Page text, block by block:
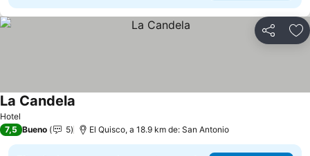
Compartir
Hotel
La Candela
7,5 Bueno 5 El Quisco, a 18.9 km de: San Antonio